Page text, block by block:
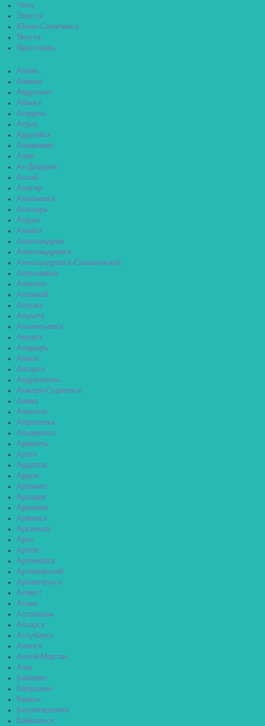
Чита
Элиста
Южно-Сахалинск
Якутск
Ярославль
Абаза
Абакан
Абдулино
Абинск
Агидель
Агрыз
Адыгейск
Азнакаево
Азов
Ак-Довурак
Аксай
Алагир
Алапаевск
Алатырь
Алдан
Алейск
Александров
Александровск
Александровск-Сахалинский
Алексеевка
Алексин
Алзамай
Алупка
Алушта
Альметьевск
Амурск
Анадырь
Анапа
Ангарск
Андреаполь
Анжеро-Судженск
Анива
Апатиты
Апрелевка
Апшеронск
Арамиль
Аргун
Ардатов
Ардон
Арзамас
Аркадак
Армавир
Армянск
Арсеньев
Арск
Артём
Артёмовск
Артёмовский
Архангельск
Асбест
Асино
Астрахань
Аткарск
Ахтубинск
Ачинск
Ачхой-Мартан
Аша
Бабаево
Бабушкин
Бавлы
Багратионовск
Байкальск